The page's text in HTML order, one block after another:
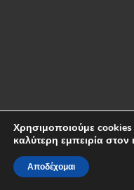
Χρησιμοποιούμε
καλύτερη εμπειρία στον
Αποδέχομαι